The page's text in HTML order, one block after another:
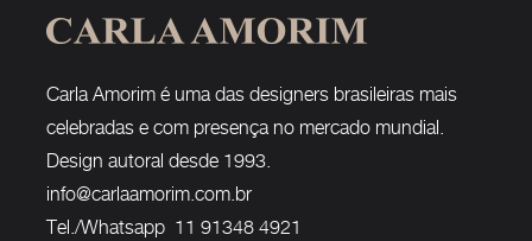
Carla Amorim é uma das designers brasileiras mais
celebradas e com presença no mercado mundial.
Design autoral desde 1993.
info@carlaamorim.com.br
Tel./Whatsapp 11 91348 4921